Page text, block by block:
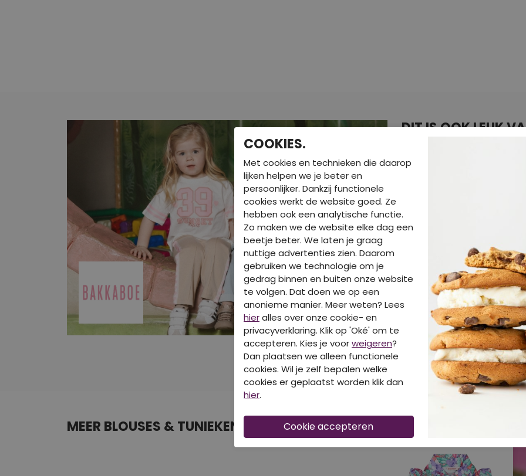
DIT IS OOK LEUK
BAKKABOE BROEKEN & LEGGINGS
W20194/3315213 zwart
Broeken & Leggings
€ 8,99 €
MEER BLOUSES & TUNIEKEN
COOKIES.
Met cookies en technieken die daarop
lijken helpen we je beter en
persoonlijker. Dankzij functionele
cookies werkt de website goed. Ze
hebben ook een analytische functie.
Zo maken we de website elke dag een
beetje beter. We laten je graag
nuttige advertenties zien. Daarom
gebruiken we technologie om je
gedrag binnen en buiten onze website
te volgen. Dat doen we op een
anonieme manier. Meer weten? Lees
hieralles over onze cookie- en
privacyverklaring. Klik op 'Oké' om te
accepteren. Kies je voorweigeren?
Dan plaatsen we alleen functionele
cookies. Wil je zelf bepalen welke
cookies er geplaatst worden klik dan
hier.